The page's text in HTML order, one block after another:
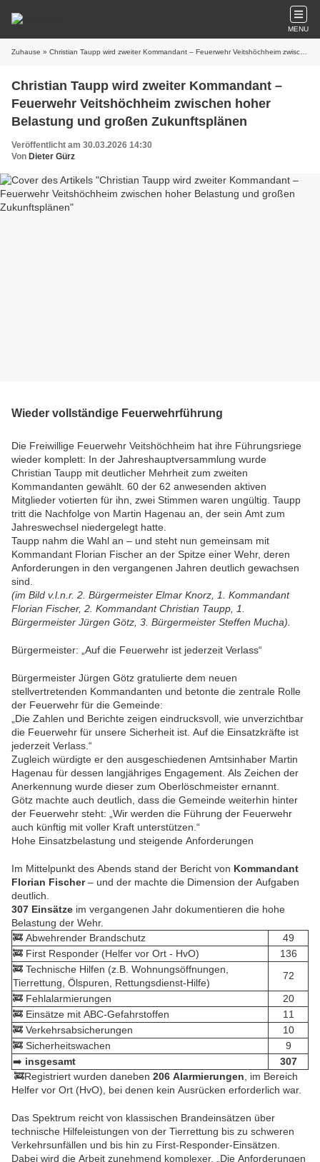
MENU
Zuhause » Christian Taupp wird zweiter Kommandant – Feuerwehr Veitshöchheim zwischen hoher Belastung und großen Zukunftsplänen
Christian Taupp wird zweiter Kommandant –
Feuerwehr Veitshöchheim zwischen hoher
Belastung und großen Zukunftsplänen
Veröffentlicht am 30.03.2026 14:30
Von Dieter Gürz
Wieder vollständige Feuerwehrführung
Die Freiwillige Feuerwehr Veitshöchheim hat ihre Führungsriege
wieder komplett: In der Jahreshauptversammlung wurde
Christian Taupp mit deutlicher Mehrheit zum zweiten
Kommandanten gewählt. 60 der 62 anwesenden aktiven
Mitglieder votierten für ihn, zwei Stimmen waren ungültig. Taupp
tritt die Nachfolge von Martin Hagenau an, der sein Amt zum
Jahreswechsel niedergelegt hatte.
Taupp nahm die Wahl an – und steht nun gemeinsam mit
Kommandant Florian Fischer an der Spitze einer Wehr, deren
Anforderungen in den vergangenen Jahren deutlich gewachsen
sind.
(im Bild v.l.n.r. 2. Bürgermeister Elmar Knorz, 1. Kommandant
Florian Fischer, 2. Kommandant Christian Taupp, 1.
Bürgermeister Jürgen Götz, 3. Bürgermeister Steffen Mucha).
Bürgermeister: „Auf die Feuerwehr ist jederzeit Verlass“
Bürgermeister Jürgen Götz gratulierte dem neuen
stellvertretenden Kommandanten und betonte die zentrale Rolle
der Feuerwehr für die Gemeinde:
„Die Zahlen und Berichte zeigen eindrucksvoll, wie unverzichtbar
die Feuerwehr für unsere Sicherheit ist. Auf die Einsatzkräfte ist
jederzeit Verlass.“
Zugleich würdigte er den ausgeschiedenen Amtsinhaber Martin
Hagenau für dessen langjähriges Engagement. Als Zeichen der
Anerkennung wurde dieser zum Oberlöschmeister ernannt.
Götz machte auch deutlich, dass die Gemeinde weiterhin hinter
der Feuerwehr steht: „Wir werden die Führung der Feuerwehr
auch künftig mit voller Kraft unterstützen.“
Hohe Einsatzbelastung und steigende Anforderungen
Im Mittelpunkt des Abends stand der Bericht von Kommandant
Florian Fischer– und der machte die Dimension der Aufgaben
deutlich.
307 Einsätze im vergangenen Jahr dokumentieren die hohe
Belastung der Wehr.
🚒 Abwehrender Brandschutz
49
🚒 First Responder (Helfer vor Ort - HvO)
136
🚒 Technische Hilfen (z.B. Wohnungsöffnungen,
Tierrettung, Ölspuren, Rettungsdienst-Hilfe)
72
🚒 Fehlalarmierungen
20
🚒 Einsätze mit ABC-Gefahrstoffen
11
🚒 Verkehrsabsicherungen
10
🚒 Sicherheitswachen
9
➡️ insgesamt
307
🚒Registriert wurden daneben 206 Alarmierungen , im Bereich
Helfer vor Ort (HvO), bei denen kein Ausrücken erforderlich war.
Das Spektrum reicht von klassischen Brandeinsätzen über
technische Hilfeleistungen von der Tierrettung bis zu schweren
Verkehrsunfällen und bis hin zu First-Responder-Einsätzen.
Dabei wird die Arbeit zunehmend komplexer. „Die Anforderungen